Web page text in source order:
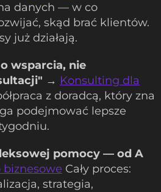
danych — w co
skąd brać klientów.
już działają.
wsparcia, nie
→ Konsulting dla
z doradcą, który zna
podejmować lepsze
pomocy — od A
biznesowe Cały proces:
strategia,